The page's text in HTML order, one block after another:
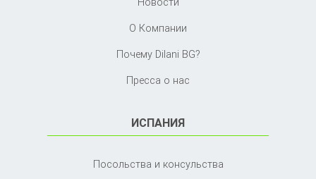
О Компании
Почему Dilani BG?
Пресса о нас
ИСПАНИЯ
Посольства и консульства